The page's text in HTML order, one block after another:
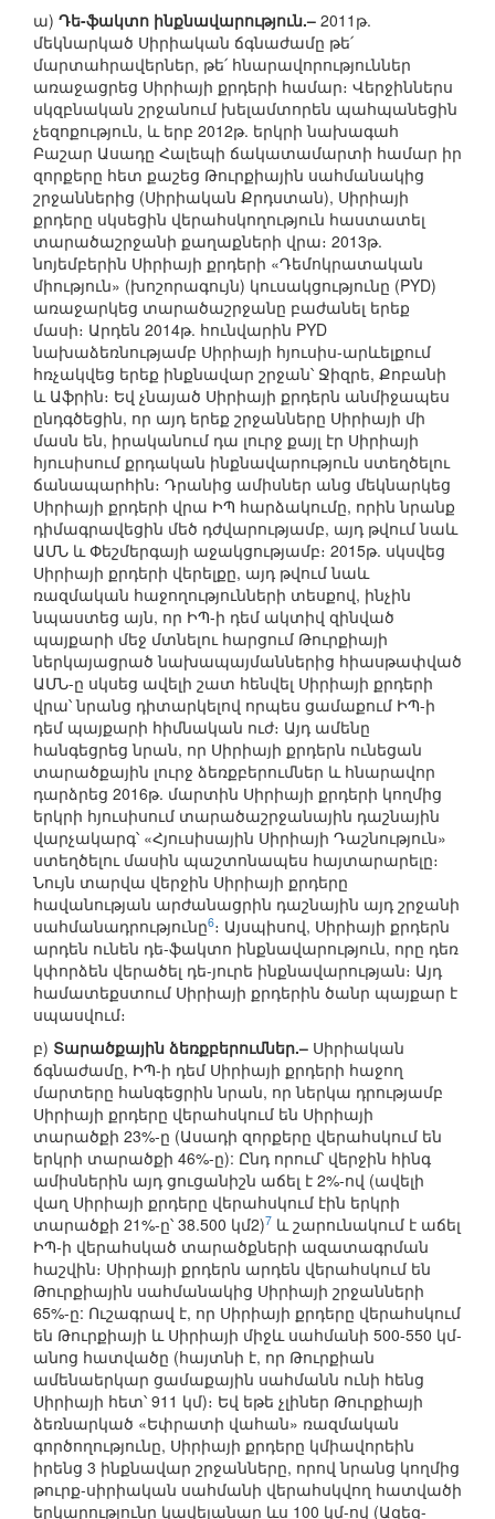
ա) Դե-ֆակտո ինքնավարություն.– 2011թ.
մեկնարկած Սիրիական ճգնաժամը թե՛
մարտահրավերներ, թե՛ հնարավորություններ
առաջացրեց Սիրիայի քրդերի համար։ Վերջիններս
սկզբնական շրջանում խելամտորեն պահպանեցին
չեզոքություն, և երբ 2012թ. երկրի նախագահ
Բաշար Ասադը Հալեպի ճակատամարտի համար իր
զորքերը հետ քաշեց Թուրքիային սահմանակից
շրջաններից (Սիրիական Քրդստան), Սիրիայի
քրդերը սկսեցին վերահսկողություն հաստատել
տարածաշրջանի քաղաքների վրա։ 2013թ.
նոյեմբերին Սիրիայի քրդերի «Դեմոկրատական
միություն» (խոշորագույն) կուսակցությունը (PYD)
առաջարկեց տարածաշրջանը բաժանել երեք
մասի։ Արդեն 2014թ. հունվարին PYD
նախաձեռնությամբ Սիրիայի հյուսիս-արևելքում
հռչակվեց երեք ինքնավար շրջան՝ Ջիզրե, Քոբանի
և Աֆրին։ Եվ չնայած Սիրիայի քրդերն անմիջապես
ընդգծեցին, որ այդ երեք շրջանները Սիրիայի մի
մասն են, իրականում դա լուրջ քայլ էր Սիրիայի
հյուսիսում քրդական ինքնավարություն ստեղծելու
ճանապարհին։ Դրանից ամիսներ անց մեկնարկեց
Սիրիայի քրդերի վրա ԻՊ հարձակումը, որին նրանք
դիմագրավեցին մեծ դժվարությամբ, այդ թվում նաև
ԱՄՆ և Փեշմերգայի աջակցությամբ։ 2015թ. սկսվեց
Սիրիայի քրդերի վերելքը, այդ թվում նաև
ռազմական հաջողությունների տեսքով, ինչին
նպաստեց այն, որ ԻՊ-ի դեմ ակտիվ զինված
պայքարի մեջ մտնելու հարցում Թուրքիայի
ներկայացրած նախապայմաններից հիասթափված
ԱՄՆ-ը սկսեց ավելի շատ հենվել Սիրիայի քրդերի
վրա՝ նրանց դիտարկելով որպես ցամաքում ԻՊ-ի
դեմ պայքարի հիմնական ուժ։ Այդ ամենը
հանգեցրեց նրան, որ Սիրիայի քրդերն ունեցան
տարածքային լուրջ ձեռքբերումներ և հնարավոր
դարձրեց 2016թ. մարտին Սիրիայի քրդերի կողմից
երկրի հյուսիսում տարածաշրջանային դաշնային
վարչակարգ՝ «Հյուսիսային Սիրիայի Դաշնություն»
ստեղծելու մասին պաշտոնապես հայտարարելը։
Նույն տարվա վերջին Սիրիայի քրդերը
հավանության արժանացրին դաշնային այդ շրջանի
սահմանադրությունը6։ Այսպիսով, Սիրիայի քրդերն
արդեն ունեն դե-ֆակտո ինքնավարություն, որը դեռ
կփորձեն վերածել դե-յուրե ինքնավարության։ Այդ
համատեքստում Սիրիայի քրդերին ծանր պայքար է
սպասվում։
բ) Տարածքային ձեռքբերումներ.– Սիրիական
ճգնաժամը, ԻՊ-ի դեմ Սիրիայի քրդերի հաջող
մարտերը հանգեցրին նրան, որ ներկա դրությամբ
Սիրիայի քրդերը վերահսկում են Սիրիայի
տարածքի 23%-ը (Ասադի զորքերը վերահսկում են
երկրի տարածքի 46%-ը): Ընդ որում՝ վերջին հինգ
ամիսներին այդ ցուցանիշն աճել է 2%-ով (ավելի
վաղ Սիրիայի քրդերը վերահսկում էին երկրի
տարածքի 21%-ը՝ 38.500 կմ2)7 և շարունակում է աճել
ԻՊ-ի վերահսկած տարածքների ազատագրման
հաշվին։ Սիրիայի քրդերն արդեն վերահսկում են
Թուրքիային սահմանակից Սիրիայի շրջանների
65%-ը: Ուշագրավ է, որ Սիրիայի քրդերը վերահսկում
են Թուրքիայի և Սիրիայի միջև սահմանի 500-550 կմ-
անոց հատվածը (հայտնի է, որ Թուրքիան
ամենաերկար ցամաքային սահմանն ունի հենց
Սիրիայի հետ՝ 911 կմ)։ Եվ եթե չլիներ Թուրքիայի
ձեռնարկած «Եփրատի վահան» ռազմական
գործողությունը, Սիրիայի քրդերը կմիավորեին
իրենց 3 ինքնավար շրջանները, որով նրանց կողմից
թուրք-սիրիական սահմանի վերահսկվող հատվածի
երկարությունը կավելանար ևս 100 կմ-ով (Ազեզ-